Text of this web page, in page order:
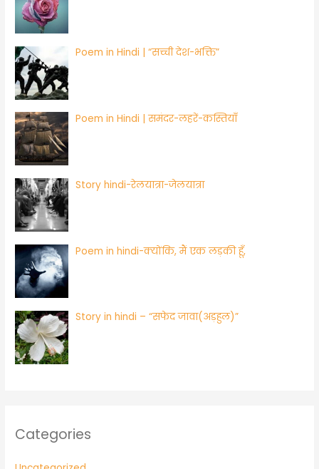
Poem in Hindi | “सच्ची देश-भक्ति”
​Poem in Hindi | समंदर-लहरें-कस्तियाँ
Story hindi-रेलयात्रा-जेलयात्रा
Poem in hindi-क्योंकि, मैं एक लड़की हूँ,
Story in hindi – “सफेद जावा(अड़हुल)”
Categories